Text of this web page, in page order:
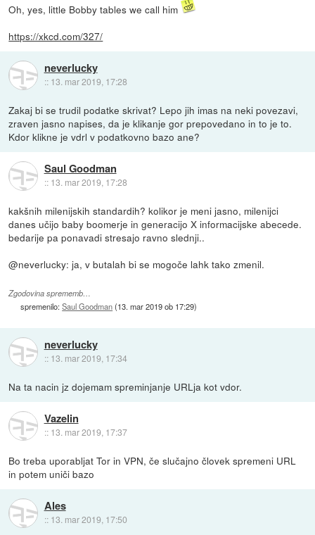
Oh, yes, little Bobby tables we call him
https://xkcd.com/327/
neverlucky
:: 13. mar 2019, 17:28
Zakaj bi se trudil podatke skrivat? Lepo jih imas na neki povezavi,
zraven jasno napises, da je klikanje gor prepovedano in to je to.
Kdor klikne je vdrl v podatkovno bazo ane?
Saul Goodman
:: 13. mar 2019, 17:28
kakšnih milenijskih standardih? kolikor je meni jasno, milenijci
danes učijo baby boomerje in generacijo X informacijske abecede.
bedarije pa ponavadi stresajo ravno slednji..
@neverlucky: ja, v butalah bi se mogoče lahk tako zmenil.
Zgodovina sprememb…
spremenilo:Saul Goodman(13. mar 2019 ob 17:29)
neverlucky
:: 13. mar 2019, 17:34
Na ta nacin jz dojemam spreminjanje URLja kot vdor.
Vazelin
:: 13. mar 2019, 17:37
Bo treba uporabljat Tor in VPN, če slučajno človek spremeni URL
in potem uniči bazo
Ales
:: 13. mar 2019, 17:50